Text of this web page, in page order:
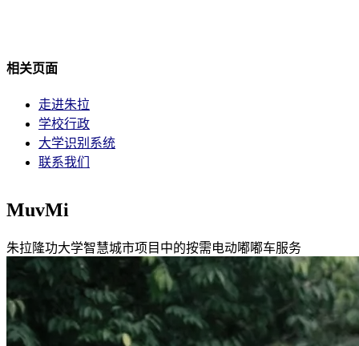
相关页面
走进朱拉
学校行政
大学识别系统
联系我们
MuvMi
朱拉隆功大学智慧城市项目中的按需电动嘟嘟车服务